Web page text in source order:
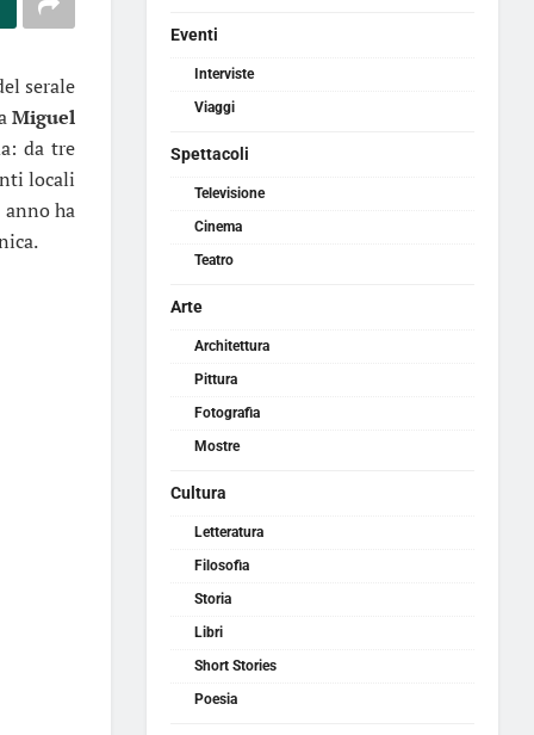
serale
Miguel
da tre
locali
ha
Eventi
Interviste
Viaggi
Spettacoli
Televisione
Cinema
Teatro
Arte
Architettura
Pittura
Fotografia
Mostre
Cultura
Letteratura
Filosofia
Storia
Libri
Short Stories
Poesia